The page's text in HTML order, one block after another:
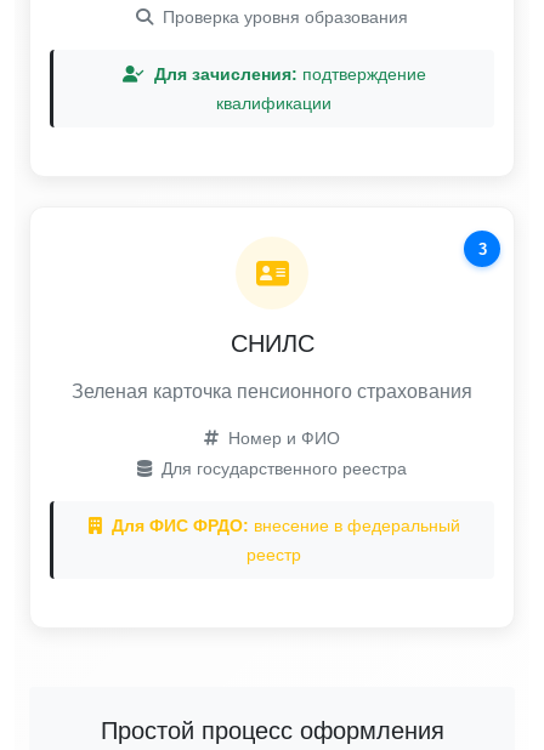
Проверка уровня образования
Для зачисления: подтверждение
квалификации
3
СНИЛС
Зеленая карточка пенсионного страхования
Номер и ФИО
Для государственного реестра
Для ФИС ФРДО: внесение в федеральный
реестр
Простой процесс оформления